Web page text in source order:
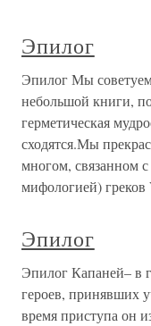
Эпилог
Эпилог Мы
небольшой книги,
герметическая
сходятся.Мы
многом, связанном
мифологией) греков
Эпилог
Эпилог Капаней– в
героев, принявших
время приступа он